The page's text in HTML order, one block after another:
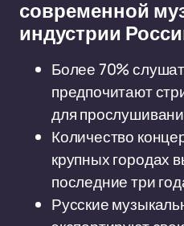
современной
индустрии
Более 70%
предпочитают
для
Количество
крупных городах
последние три
Русские